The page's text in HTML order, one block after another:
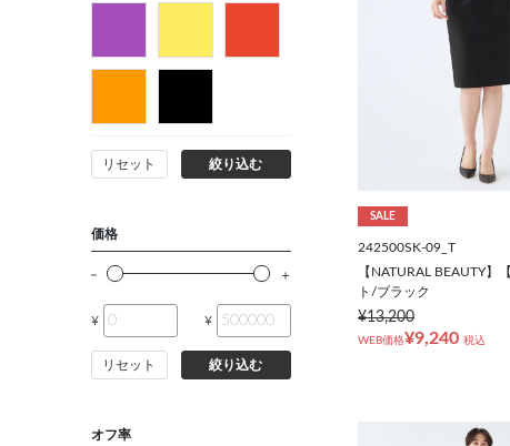
リセット 絞り込む
価格
¥ ¥
リセット 絞り込む
オフ率
SALE
242500SK-09_T
【NATURAL BEAUTY】
ト/ブラック
¥13,200
WEB価格¥9,240 税込